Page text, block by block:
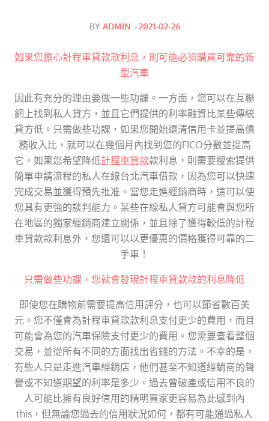
BY ADMINPosted
2021-02-26
如果您擔心計程車貸款款利息，則可能必須購買可靠的新
型汽車
因此有充分的理由要做一些功課。一方面，您可以在互聯
網上找到私人貸方，並且它們提供的利率融資比某些傳統
貸方低。只需做些功課，如果您開始還清信用卡並提高債
務收入比，就可以在幾個月內找到您的FICO分數並提高
它。如果您希望降低計程車貸款款利息，則需要搜索提供
簡單申請流程的私人在線台北汽車借款，因為您可以快速
完成交易並獲得預先批准。當您走進經銷商時，這可以使
您具有更強的談判能力。某些在線私人貸方可能會與您所
在地區的獨家經銷商建立關係，並且除了獲得較低的計程
車貸款款利息外，您還可以以更優惠的價格獲得可靠的二
手車！
只需做些功課，您就會發現計程車貸款款的利息降低
即使您在購物前需要提高信用評分，也可以節省數百美
元。您不僅會為計程車貸款款利息支付更少的費用，而且
可能會為您的汽車保險支付更少的費用。您需要查看整個
交易，並從所有不同的方面找出省錢的方法。不幸的是，
有些人只是走進汽車經銷店，他們甚至不知道經銷商的聲
譽或不知道期望的利率是多少。過去曾破產或信用不良的
人可能比擁有良好信用的精明買家更容易為此感到內
this，但無論您過去的信用狀況如何，都有可能通過私人